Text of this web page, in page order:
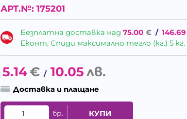
АРТ.№: 175201
Безплатна доставка над75.00 € / 146.69
Еконт, Спиди максимално тегло (кг.) 5 кг.
5.14€ / 10.05лв.
Доставка и плащане
бр. КУПИ